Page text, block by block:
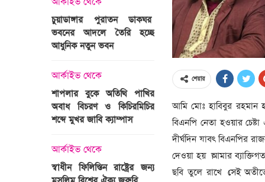
শেয়ার
আমি মোঃ হাবিবুর রহমান
বিএনপি নেতা হওয়ার
দীর্ঘদিন যাবৎ বিএনপির
দেওয়া হয় ।আমার
ছবি তুলে‌ রাখে ।সেই
চুয়াডাঙ্গার পুরাতন ডাকঘর
ভবনের আদলে তৈরি হচ্ছে
আধুনিক নতুন ভবন
আর্কাইভ থেকে
শাপলার বুকে অতিথি পাখির
অবাধ বিচরণ ও কিচিরমিচির
শব্দে মুখর জাবি ক্যাম্পাস
আর্কাইভ থেকে
স্বাধীন ফিলিস্তিন রাষ্ট্রের জন্য
অপরাধ
গুলশান হলি আর্টিজান
মামলা : হাইকোর্টের রায়
আন্তর্জাতিক
মাওলানা তারেক
ছেলের মৃত্যু
আন্তর্জাতিক
বিশ্বকাপ ইাতহাসে